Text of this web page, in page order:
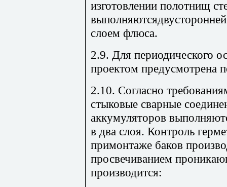
изготовлении полотнищ
слоем флюса.
2.9. Для периодического
проектом предусмотрена
2.10. Согласно
стыковые сварные
аккумуляторов
в два слоя. Контроль
примонтаже баков
просвечиванием
производится: